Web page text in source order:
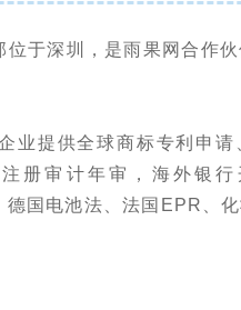
于深圳，是雨果网合作
业提供全球商标专利申请
册审计年审，海外银
德国电池法、法国EPR、